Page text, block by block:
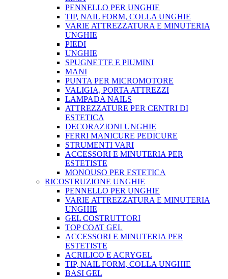
PENNELLO PER UNGHIE
TIP, NAIL FORM, COLLA UNGHIE
VARIE ATTREZZATURA E MINUTERIA
UNGHIE
PIEDI
UNGHIE
SPUGNETTE E PIUMINI
MANI
PUNTA PER MICROMOTORE
VALIGIA, PORTA ATTREZZI
LAMPADA NAILS
ATTREZZATURE PER CENTRI DI
ESTETICA
DECORAZIONI UNGHIE
FERRI MANICURE PEDICURE
STRUMENTI VARI
ACCESSORI E MINUTERIA PER
ESTETISTE
MONOUSO PER ESTETICA
RICOSTRUZIONE UNGHIE
PENNELLO PER UNGHIE
VARIE ATTREZZATURA E MINUTERIA
UNGHIE
GEL COSTRUTTORI
TOP COAT GEL
ACCESSORI E MINUTERIA PER
ESTETISTE
ACRILICO E ACRYGEL
TIP, NAIL FORM, COLLA UNGHIE
BASI GEL